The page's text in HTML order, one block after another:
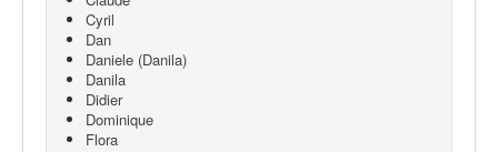
Cyril
Dan
Daniele (Danila)
Danila
Didier
Dominique
Flora